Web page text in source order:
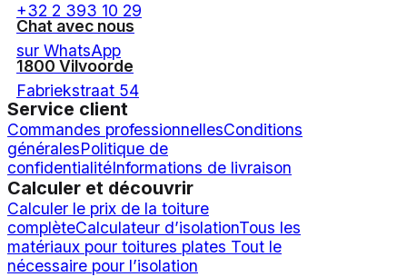
+32 2 393 10 29
Chat avec nous
sur WhatsApp
1800 Vilvoorde
Fabriekstraat 54
Service client
Commandes professionnellesConditions
généralesPolitique de
confidentialitéInformations de livraison
Calculer et découvrir
Calculer le prix de la toiture
complèteCalculateur d’isolationTous les
matériaux pour toitures plates Tout le
nécessaire pour l’isolation